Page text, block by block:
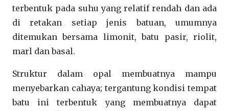
terbentuk pada suhu yang relatif rendah dan ada
di retakan setiap jenis batuan, umumnya
ditemukan bersama limonit, batu pasir, riolit,
marl dan basal.
Struktur dalam opal membuatnya mampu
menyebarkan cahaya; tergantung kondisi tempat
batu ini terbentuk yang membuatnya dapat